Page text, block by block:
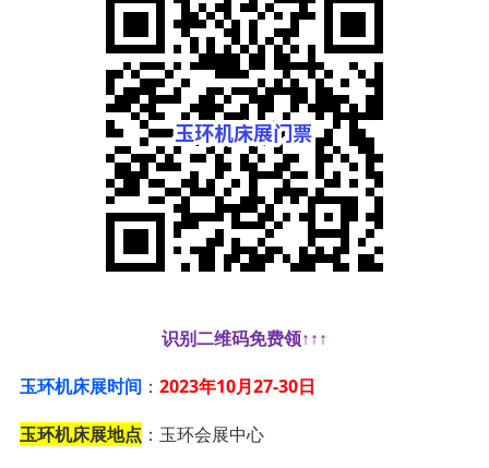
识别二维码免费领↑↑↑
玉环机床展时间： 2023年10月27-30日
玉环机床展地点 ：玉环会展中心